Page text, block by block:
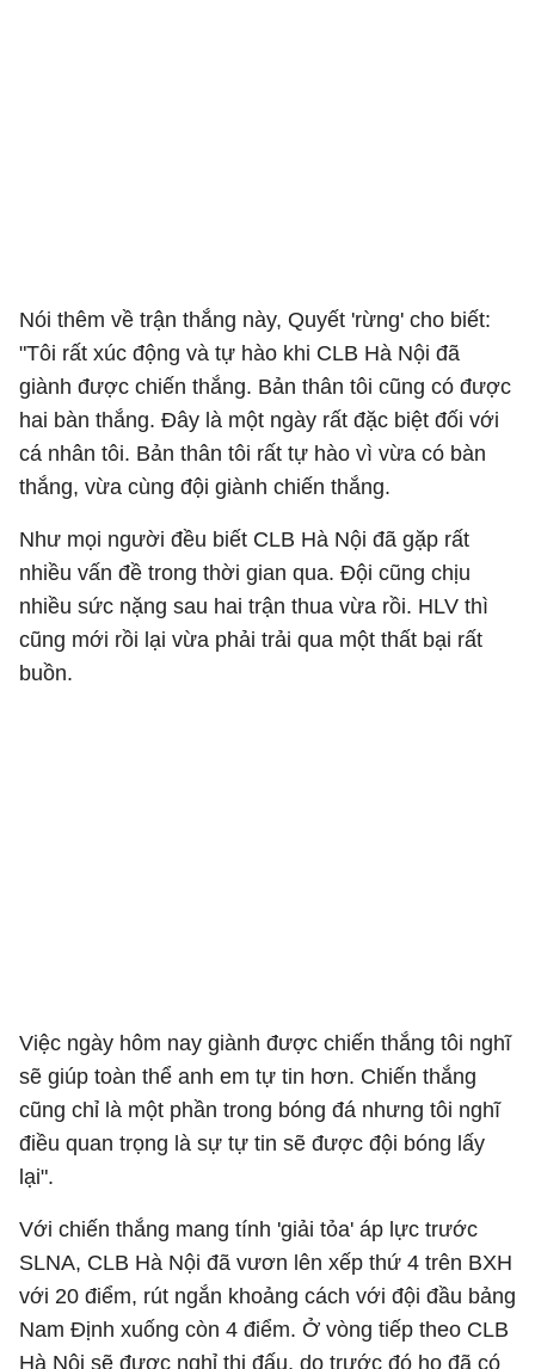
Nói thêm về trận thắng này, Quyết 'rừng' cho biết:
"Tôi rất xúc động và tự hào khi CLB Hà Nội đã
giành được chiến thắng. Bản thân tôi cũng có được
hai bàn thắng. Đây là một ngày rất đặc biệt đối với
cá nhân tôi. Bản thân tôi rất tự hào vì vừa có bàn
thắng, vừa cùng đội giành chiến thắng.
Như mọi người đều biết CLB Hà Nội đã gặp rất
nhiều vấn đề trong thời gian qua. Đội cũng chịu
nhiều sức nặng sau hai trận thua vừa rồi. HLV thì
cũng mới rồi lại vừa phải trải qua một thất bại rất
buồn.
Việc ngày hôm nay giành được chiến thắng tôi nghĩ
sẽ giúp toàn thể anh em tự tin hơn. Chiến thắng
cũng chỉ là một phần trong bóng đá nhưng tôi nghĩ
điều quan trọng là sự tự tin sẽ được đội bóng lấy
lại".
Với chiến thắng mang tính 'giải tỏa' áp lực trước
SLNA, CLB Hà Nội đã vươn lên xếp thứ 4 trên BXH
với 20 điểm, rút ngắn khoảng cách với đội đầu bảng
Nam Định xuống còn 4 điểm. Ở vòng tiếp theo CLB
Hà Nội sẽ được nghỉ thi đấu, do trước đó họ đã có